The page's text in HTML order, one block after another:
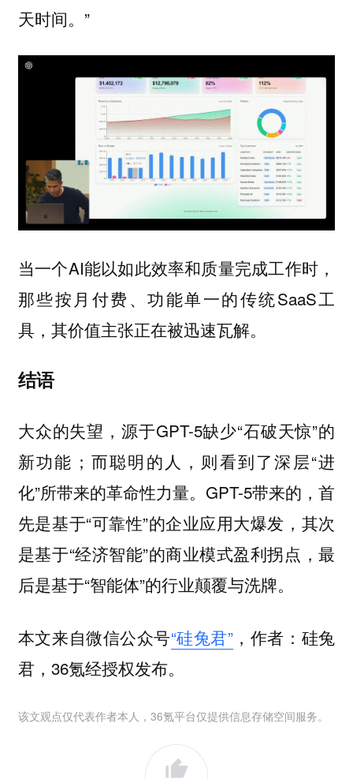
天时间。”
当一个AI能以如此效率和质量完成工作时，
那些按月付费、功能单一的传统SaaS工
具，其价值主张正在被迅速瓦解。
结语
大众的失望，源于GPT-5缺少“石破天惊”的
新功能；而聪明的人，则看到了深层“进
化”所带来的革命性力量。GPT-5带来的，首
先是基于“可靠性”的企业应用大爆发，其次
是基于“经济智能”的商业模式盈利拐点，最
后是基于“智能体”的行业颠覆与洗牌。
本文来自微信公众号“硅兔君”，作者：硅兔
君，36氪经授权发布。
该文观点仅代表作者本人，36氪平台仅提供信息存储空间服务。